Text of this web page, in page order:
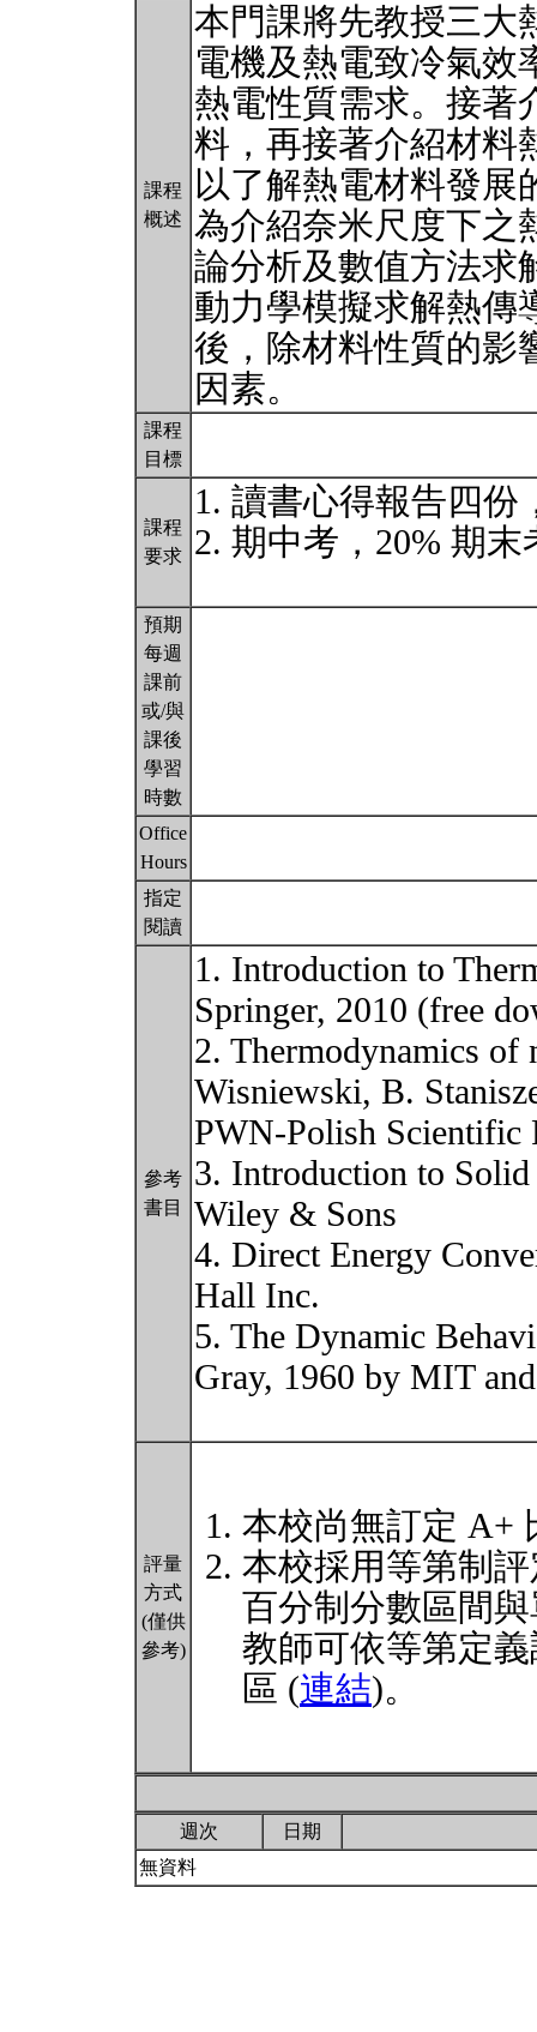
課程
概述
本門課將先教授三大
電機及熱電致冷氣效
熱電性質需求。接著
料，再接著介紹材料
以了解熱電材料發展
為介紹奈米尺度下之
論分析及數值方法求
動力學模擬求解熱傳
後，除材料性質的影
因素。
課程
目標
課程
要求
1. 讀書心得報告四份
2. 期中考，20% 期末
預期
每週
課前
或/與
課後
學習
時數
Office
Hours
指定
閱讀
參考
書目
1. Introduction to
Springer, 2010 (free
2. Thermodynamics of
Wisniewski, B.
PWN-Polish Scientific
3. Introduction to
Wiley & Sons
4. Direct Energy
Hall Inc.
5. The Dynamic
Gray, 1960 by MIT
評量
方式
(僅供
參考)
本校尚無訂定 A+
本校採用等第制
百分制分數區間
教師可依等第定
區 (連結)。
週次
日期
無資料